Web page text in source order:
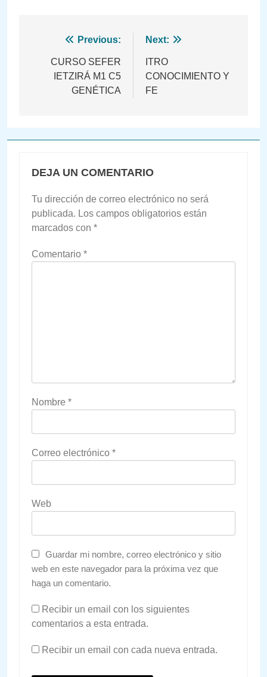
Navegación
entradas
Previous:
CURSO SEFER
IETZIRÁ M1 C5
GENÉTICA
Next:
ITRO
CONOCIMIENTO Y
FE
DEJA UN COMENTARIO
Tu dirección de correo electrónico no será
publicada. Los campos obligatorios están
marcados con *
Comentario *
Nombre *
Correo electrónico *
Web
Guardar mi nombre, correo electrónico y sitio
web en este navegador para la próxima vez que
haga un comentario.
Recibir un email con los siguientes
comentarios a esta entrada.
Recibir un email con cada nueva entrada.